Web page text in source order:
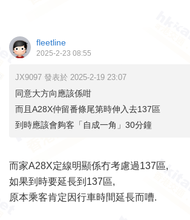
fleetline
2025-2-23 08:55
JX9097 發表於 2025-2-19 23:07
同意大方向應該係咁
而且A28X仲留番條尾第時伸入去137區
到時應該會夠客「自成一角」30分鐘
而家A28X定線明顯係冇考慮過137區,
如果到時要延長到137區,
原本乘客肯定因行車時間延長而嘈.